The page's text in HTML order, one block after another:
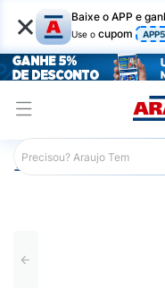
× Baixe o APP e
Use o cupom APP5
Araujo Beleza e